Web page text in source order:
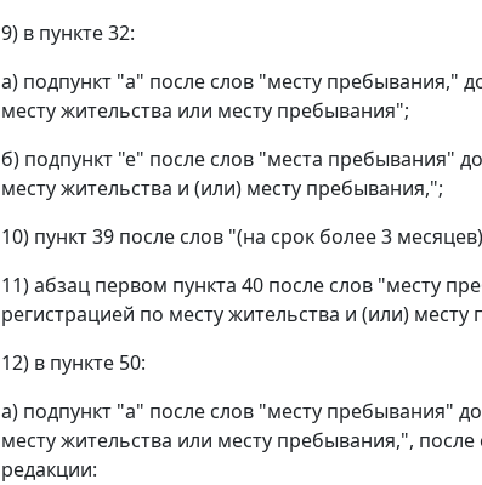
9) в пункте 32:
а) подпункт "а" после слов "месту пребывания,"
месту жительства или месту пребывания";
б) подпункт "е" после слов "места пребывания"
месту жительства и (или) месту пребывания,";
10) пункт 39 после слов "(на срок более 3
11) абзац первом пункта 40 после слов "месту
регистрацией по месту жительства и (или) месту
12) в пункте 50:
а) подпункт "а" после слов "месту пребывания"
месту жительства или месту пребывания,",
редакции: